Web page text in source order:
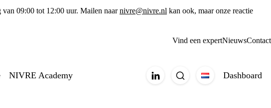
van 09:00 tot 12:00 uur. Mailen naarnivre@nivre.nl kan ook, maar onze reactie
Vind een expertNieuwsContact
NIVRE Academy Dashboard